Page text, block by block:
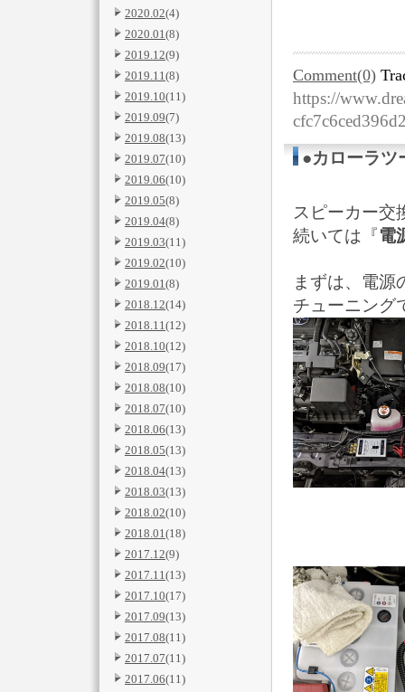
2020.02(4)
2020.01(8)
2019.12(9)
2019.11(8)
2019.10(11)
2019.09(7)
2019.08(13)
2019.07(10)
2019.06(10)
2019.05(8)
2019.04(8)
2019.03(11)
2019.02(10)
2019.01(8)
2018.12(14)
2018.11(12)
2018.10(12)
2018.09(17)
2018.08(10)
2018.07(10)
2018.06(13)
2018.05(13)
2018.04(13)
2018.03(13)
2018.02(10)
2018.01(18)
2017.12(9)
2017.11(13)
2017.10(17)
2017.09(13)
2017.08(11)
2017.07(11)
2017.06(11)
Comment(0)
https://
●カローラツ
スピーカー交
続いては『電
まずは、電源
チューニング